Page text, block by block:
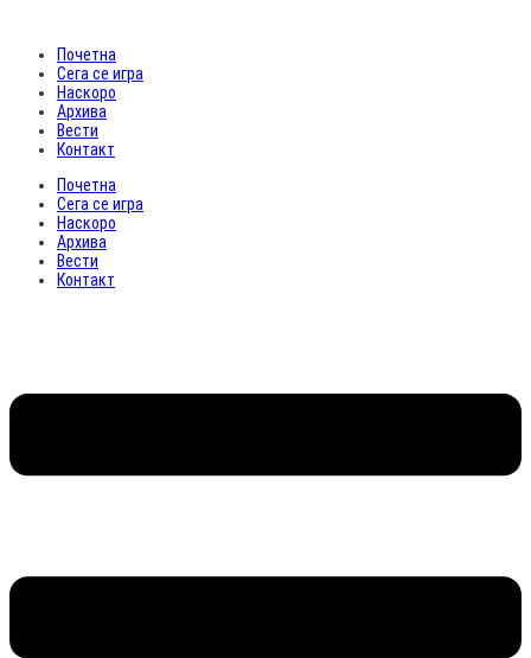
Почетна
Сега се игра
Наскоро
Архива
Вести
Контакт
Почетна
Сега се игра
Наскоро
Архива
Вести
Контакт